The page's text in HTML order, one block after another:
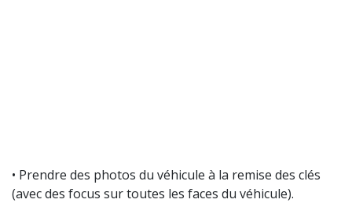
• Prendre des photos du véhicule à la remise des clés
(avec des focus sur toutes les faces du véhicule).